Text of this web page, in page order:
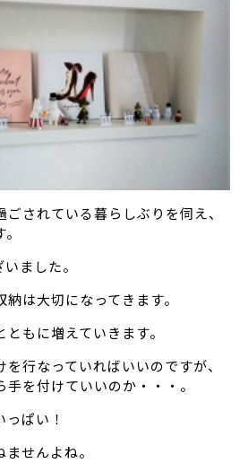
されている暮らしぶりを伺え、
ました。
は大切になってきます。
もに増えていきます。
行なっていればいいのですが、
を付けていいのか・・・。
ぱい！
せんよね。